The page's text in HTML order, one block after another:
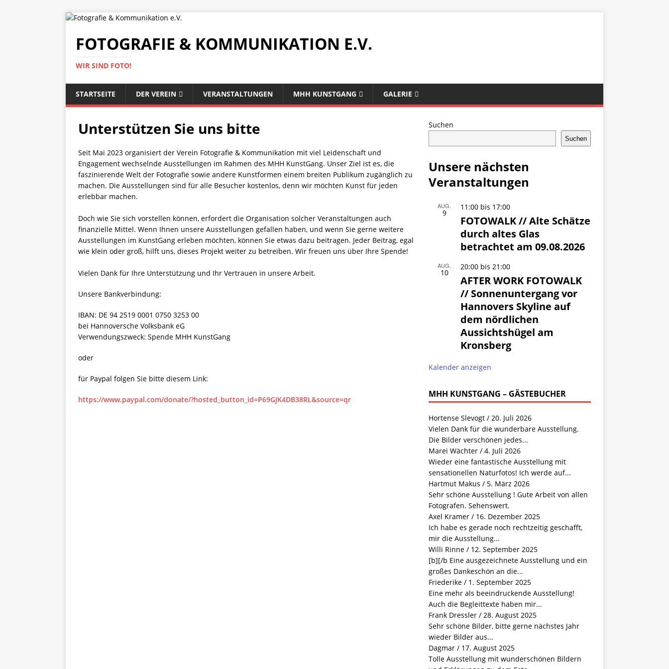
FOTOGRAFIE & KOMMUNIKATION E.V.
WIR SIND FOTO!
STARTSEITE DER VEREIN VERANSTALTUNGEN MHH KUNSTGANG GALERIE
Unterstützen Sie uns bitte
Seit Mai 2023 organisiert der Verein Fotografie & Kommunikation mit viel Leidenschaft und
Engagement wechselnde Ausstellungen im Rahmen des MHH KunstGang. Unser Ziel ist es, die
faszinierende Welt der Fotografie sowie andere Kunstformen einem breiten Publikum zugänglich zu
machen. Die Ausstellungen sind für alle Besucher kostenlos, denn wir möchten Kunst für jeden
erlebbar machen.
Doch wie Sie sich vorstellen können, erfordert die Organisation solcher Veranstaltungen auch
finanzielle Mittel. Wenn Ihnen unsere Ausstellungen gefallen haben, und wenn Sie gerne weitere
Ausstellungen im KunstGang erleben möchten, können Sie etwas dazu beitragen. Jeder Beitrag, egal
wie klein oder groß, hilft uns, dieses Projekt weiter zu betreiben. Wir freuen uns über Ihre Spende!
Vielen Dank für Ihre Unterstützung und Ihr Vertrauen in unsere Arbeit.
Unsere Bankverbindung:
IBAN: DE 94 2519 0001 0750 3253 00
bei Hannoversche Volksbank eG
Verwendungszweck: Spende MHH KunstGang
oder
für Paypal folgen Sie bitte diesem Link:
https://www.paypal.com/donate/?hosted_button_id=P69GJK4DB38RL&source=qr
Suchen
Suchen
Unsere nächsten
Veranstaltungen
AUG.
9
11:00bis 17:00
FOTOWALK // Alte Schätze
durch altes Glas
betrachtet am 09.08.2026
AUG.
10
20:00bis 21:00
AFTER WORK FOTOWALK
// Sonnenuntergang vor
Hannovers Skyline auf
dem nördlichen
Aussichtshügel am
Kronsberg
Kalender anzeigen
MHH KUNSTGANG – GÄSTEBUCHER
Hortense Slevogt/ 20. Juli 2026
Vielen Dank für die wunderbare Ausstellung.
Die Bilder verschönen jedes...
Marei Wächter/ 4. Juli 2026
Wieder eine fantastische Ausstellung mit
sensationellen Naturfotos! Ich werde auf...
Hartmut Makus / 5. März 2026
Sehr schöne Ausstellung ! Gute Arbeit von allen
Fotografen. Sehenswert.
Axel Kramer/ 16. Dezember 2025
Ich habe es gerade noch rechtzeitig geschafft,
mir die Ausstellung...
Willi Rinne/ 12. September 2025
[b][/b Eine ausgezeichnete Ausstellung und ein
großes Dankeschön an die...
Friederike/ 1. September 2025
Eine mehr als beeindruckende Ausstellung!
Auch die Begleittexte haben mir...
Frank Dressler/ 28. August 2025
Sehr schöne Bilder, bitte gerne nächstes Jahr
wieder Bilder aus...
Dagmar/ 17. August 2025
Tolle Ausstellung mit wunderschönen Bildern